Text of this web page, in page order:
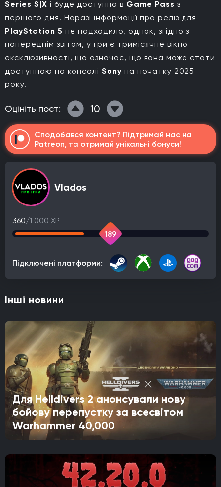
Series S|X і буде доступна в Game Pass з
першого дня. Наразі інформації про реліз для
PlayStation 5 не надходило, однак, згідно з
попереднім звітом, у гри є тримісячне вікно
ексклюзивності, що означає, що вона може стати
доступною на консолі Sony на початку 2025
року.
Оцініть пост: 10
Сподобався контент? Підтримай нас на
Patreon, та отримай унікальні бонуси!
Vlados
360/1 000 XP
189
Підключені платформи:
Інші новини
Для Helldivers 2 анонсували нову
бойову перепустку за всесвітом
Warhammer 40,000